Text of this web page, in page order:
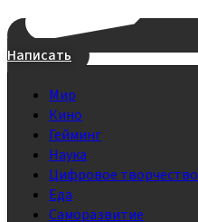
Написать
Мир
Кино
Гейминг
Наука
Цифровое творчество
Еда
Саморазвитие